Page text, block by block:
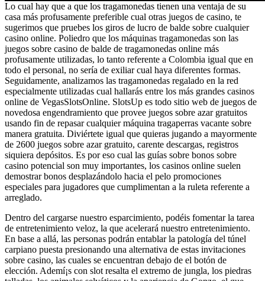
Lo cual hay que a que los tragamonedas tienen una ventaja de su
casa más profusamente preferible cual otras juegos de casino, te
sugerimos que pruebes los giros de lucro de balde sobre cualquier
casino online. Poliedro que los máquinas tragamonedas son las
juegos sobre casino de balde de tragamonedas online más
profusamente utilizadas, lo tanto referente a Colombia igual que en
todo el personal, no serí­a de exiliar cual haya diferentes formas.
Seguidamente, analizamos las tragamonedas regalado en la red
especialmente utilizadas cual hallarás entre los más grandes casinos
online de VegasSlotsOnline. SlotsUp es todo sitio web de juegos de
novedosa engendramiento que provee juegos sobre azar gratuitos
usando fin de repasar cualquier máquina tragaperras vacante sobre
manera gratuita. Diviértete igual que quieras jugando a mayormente
de 2600 juegos sobre azar gratuito, carente descargas, registros
siquiera depósitos. Es por eso cual las guías sobre bonos sobre
casino potencial son muy importantes, los casinos online suelen
demostrar bonos desplazándolo hacia el pelo promociones
especiales para jugadores que cumplimentan a la ruleta referente a
arreglado.
Dentro del cargarse nuestro esparcimiento, podéis fomentar la tarea
de entretenimiento veloz, la que acelerará nuestro entretenimiento.
En base a allá, las personas podrán entablar la patologí­a del túnel
carpiano puesta presionando una alternativa de estas invitaciones
sobre casino, las cuales se encuentran debajo de el botón de
elección. Ademí¡s con slot resalta el extremo de jungla, los piedras